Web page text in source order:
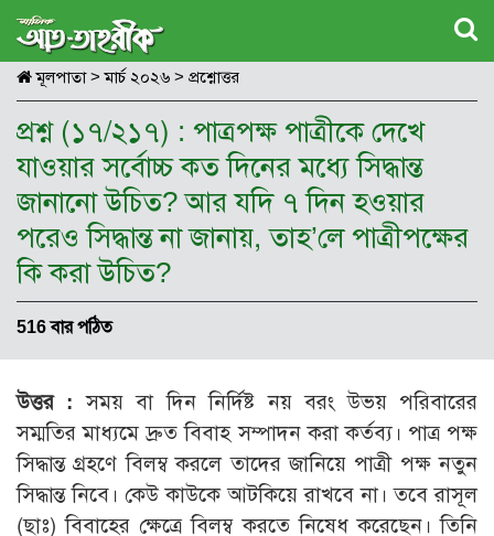
মূলপাতা> মার্চ ২০২৬ > প্রশ্নোত্তর
প্রশ্ন (১৭/২১৭) : পাত্রপক্ষ পাত্রীকে দেখে
যাওয়ার সর্বোচ্চ কত দিনের মধ্যে সিদ্ধান্ত
জানানো উচিত? আর যদি ৭ দিন হওয়ার
পরেও সিদ্ধান্ত না জানায়, তাহ’লে পাত্রীপক্ষের
কি করা উচিত?
516 বার পঠিত
উত্তর :সময় বা দিন নির্দিষ্ট নয় বরং উভয় পরিবারের
সম্মতির মাধ্যমে দ্রুত বিবাহ সম্পাদন করা কর্তব্য। পাত্র পক্ষ
সিদ্ধান্ত গ্রহণে বিলম্ব করলে তাদের জানিয়ে পাত্রী পক্ষ নতুন
সিদ্ধান্ত নিবে। কেউ কাউকে আটকিয়ে রাখবে না। তবে রাসূল
(ছাঃ) বিবাহের ক্ষেত্রে বিলম্ব করতে নিষেধ করেছেন। তিনি